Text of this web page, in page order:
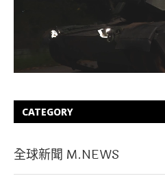
CATEGORY
全球新聞 M.NEWS